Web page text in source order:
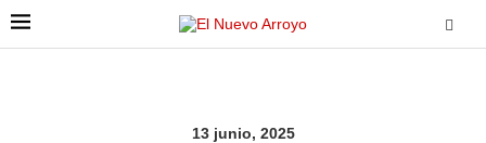
13 junio, 2025